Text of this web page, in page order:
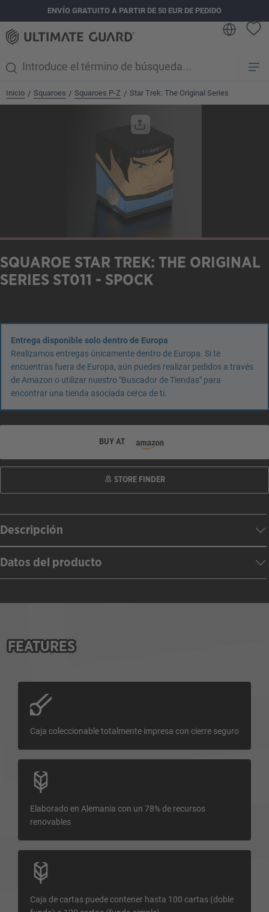
principalENVÍO GRATUITO A PARTIR DE 50 EUR DE PEDIDO
Inicio / Squaroes / Squaroes P-Z / Star Trek: The Original Series
SQUAROE STAR TREK: THE ORIGINAL
SERIES ST011 - SPOCK
Entrega disponible solo dentro de Europa
Realizamos entregas únicamente dentro de Europa. Si te
encuentras fuera de Europa, aún puedes realizar pedidos a través
de Amazon o utilizar nuestro "Buscador de Tiendas" para
encontrar una tienda asociada cerca de ti.
BUY AT
STORE FINDER
Descripción
Datos del producto
FEATURES
Caja coleccionable totalmente impresa con cierre seguro
Elaborado en Alemania con un 78% de recursos
renovables
Caja de cartas puede contener hasta 100 cartas (doble